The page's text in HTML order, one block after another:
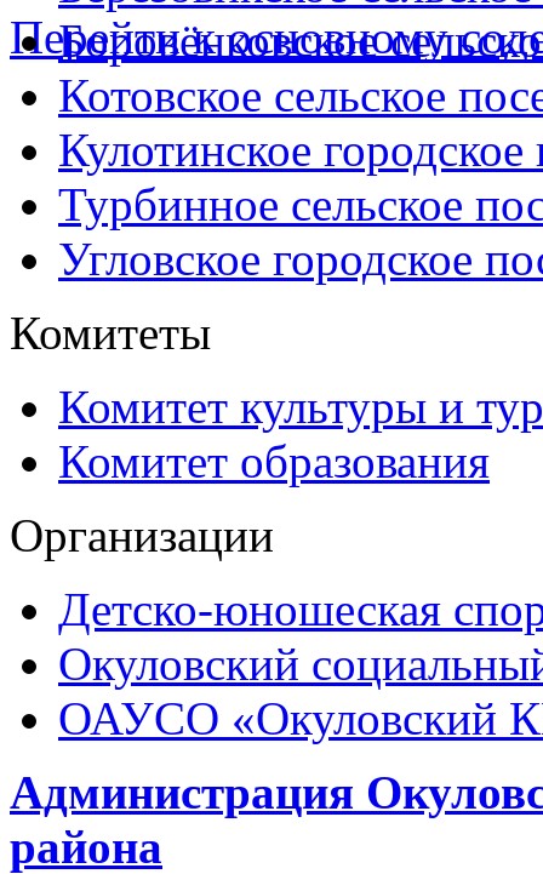
Перейти к основному
Боровёнковское
Котовское сельское
Кулотинское городское
Турбинное сельское
Угловское городское
Комитеты
Комитет культуры и
Комитет образования
Организации
Детско-юношеская
Окуловский
ОАУСО «Окуловский
Администрация
района